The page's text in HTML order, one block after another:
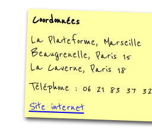
Coordonnées
La Plateforme, Marseille
Beaugrenelle, Paris 15
La Caverne, Paris 18
Téléphone : 06 21 83 37 32
Site internet